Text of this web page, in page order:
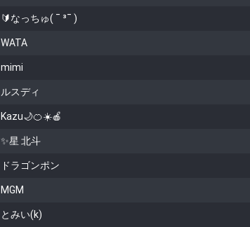
🔰なっちゅ( ¯ ³¯ )
WATA
mimi
ルスディ
Kazu🌙🍊☀️🍎
✨星 北斗
ドラゴンポン
MGM
とみい(k)